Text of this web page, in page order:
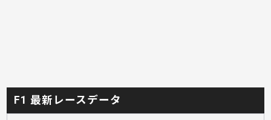
F1 最新レースデータ